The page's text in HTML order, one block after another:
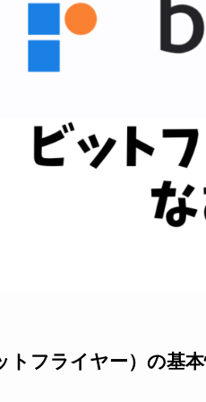
トフライヤー）の基